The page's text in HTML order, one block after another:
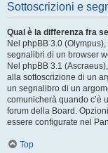
Sottoscrizioni e
Qual è la differenza fra
Nel phpBB 3.0
segnalibri di un browser
Nel phpBB 3.1
alla sottoscrizione di un
un segnalibro di un
comunicherà quando c’è
forum della Board.
essere configurate nel
Top